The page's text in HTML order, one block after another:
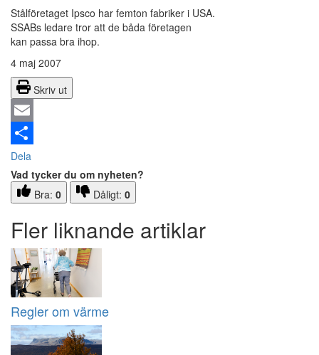
Stålföretaget Ipsco har femton fabriker i USA.
SSABs ledare tror att de båda företagen
kan passa bra ihop.
4 maj 2007
Skriv ut
Email
Dela
Vad tycker du om nyheten?
Bra: 0 Dåligt: 0
Fler liknande artiklar
Regler om värme